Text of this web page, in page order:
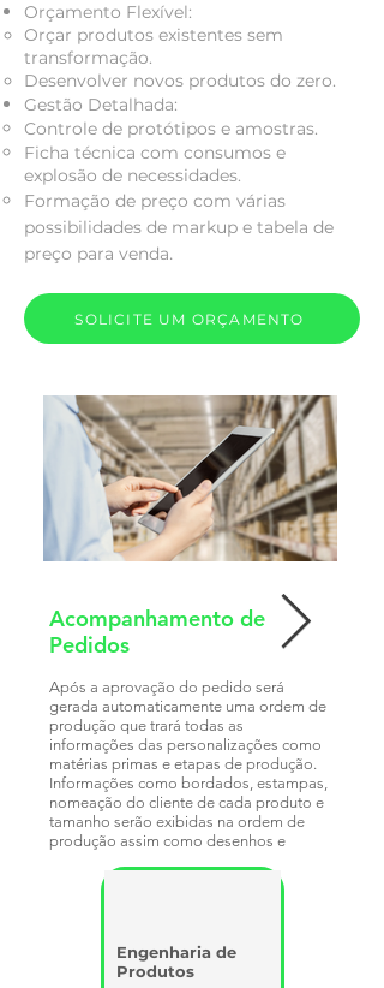
Orçamento Flexível:
Orçar produtos existentes sem
transformação.
Desenvolver novos produtos do zero.
Gestão Detalhada:
Controle de protótipos e amostras.
Ficha técnica com consumos e
explosão de necessidades.
Formação de preço com várias
possibilidades de markup e tabela de
preço para venda.
SOLICITE UM ORÇAMENTO
Acompanhamento de
Pedidos
Após a aprovação do pedido será
gerada automaticamente uma ordem de
produção que trará todas as
informações das personalizações como
matérias primas e etapas de produção.
Informações como bordados, estampas,
nomeação do cliente de cada produto e
tamanho serão exibidas na ordem de
produção assim como desenhos e
Engenharia de
Produtos